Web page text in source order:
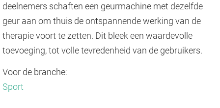
deelnemers schaften een geurmachine met dezelfde
geur aan om thuis de ontspannende werking van de
therapie voort te zetten. Dit bleek een waardevolle
toevoeging, tot volle tevredenheid van de gebruikers.
Voor de branche:
Sport